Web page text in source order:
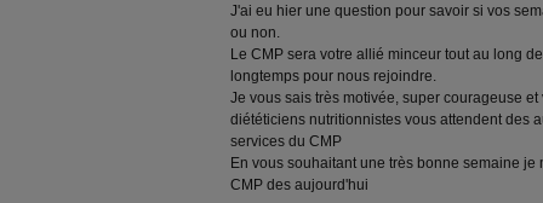
J'ai eu hier une question pour savoir si vos
ou non.
Le CMP sera votre allié minceur tout au long
longtemps pour nous rejoindre.
Je vous sais très motivée, super courageuse
diététiciens nutritionnistes vous attendent des
services du CMP
En vous souhaitant une très bonne semaine
CMP des aujourd'hui